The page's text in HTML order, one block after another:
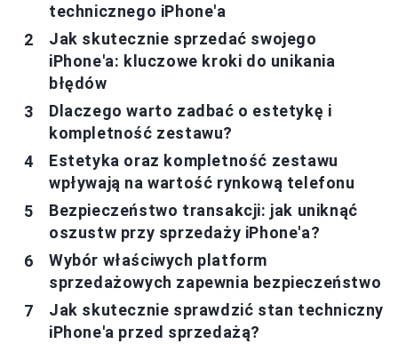
technicznego iPhone'a
Jak skutecznie sprzedać swojego
iPhone'a: kluczowe kroki do unikania
błędów
Dlaczego warto zadbać o estetykę i
kompletność zestawu?
Estetyka oraz kompletność zestawu
wpływają na wartość rynkową telefonu
Bezpieczeństwo transakcji: jak uniknąć
oszustw przy sprzedaży iPhone'a?
Wybór właściwych platform
sprzedażowych zapewnia bezpieczeństwo
Jak skutecznie sprawdzić stan techniczny
iPhone'a przed sprzedażą?